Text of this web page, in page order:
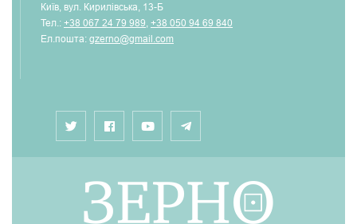
Київ, вул. Кирилівська, 13-Б
Тел.: +38 067 24 79 989, +38 050 94 69 840
Ел.пошта: gzerno@gmail.com